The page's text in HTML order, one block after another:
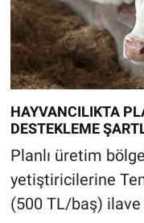
HAYVANCILIKTA
DESTEKLEME
Planlı üretim
yetiştiricilerine
(500 TL/baş)